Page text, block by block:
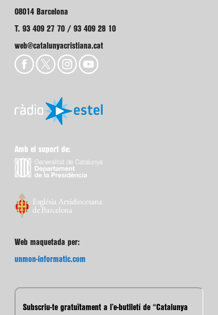
08014 Barcelona
T. 93 409 27 70 / 93 409 28 10
web@catalunyacristiana.cat
Amb el suport de:
Web maquetada per:
unmon-informatic.com
Subscriu-te gratuïtament a l’e-butlletí de “Catalunya